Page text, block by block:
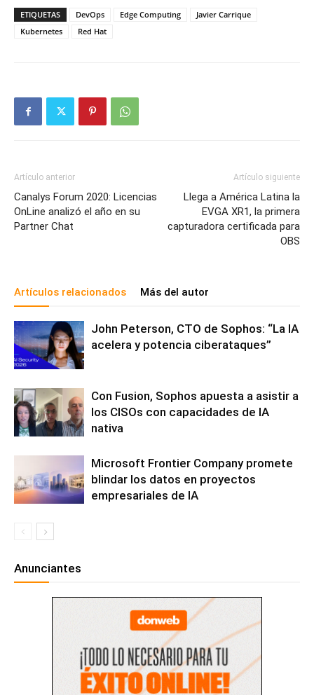
ETIQUETAS DevOps Edge Computing
Javier Carrique
Kubernetes
Red Hat
Artículo anterior
Canalys Forum 2020: Licencias
OnLine analizó el año en su
Partner Chat
Artículo siguiente
Llega a América Latina la
EVGA XR1, la primera
capturadora certificada para
OBS
Artículos relacionados Más del autor
John Peterson, CTO de Sophos: “La IA
acelera y potencia ciberataques”
Con Fusion, Sophos apuesta a asistir a
los CISOs con capacidades de IA
nativa
Microsoft Frontier Company promete
blindar los datos en proyectos
empresariales de IA
Anunciantes